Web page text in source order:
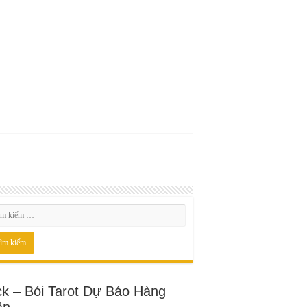
– Bói Tarot Dự Báo Hàng